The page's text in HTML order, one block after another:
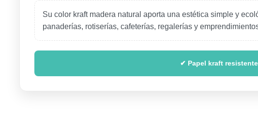
Su color kraft madera natural aporta una estética simple y
panaderías, rotiserías, cafeterías, regalerías y
✔ Papel kraft